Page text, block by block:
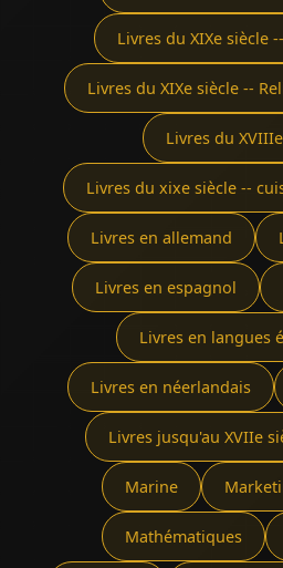
Livres du XIXe siècle
Livres du XIXe siècle --
Livres du
Livres du xixe siècle --
Livres en allemand
Livres en espagnol
Livres en langues
Livres en néerlandais
Livres jusqu'au XVIIe
Marine
Mathématiques